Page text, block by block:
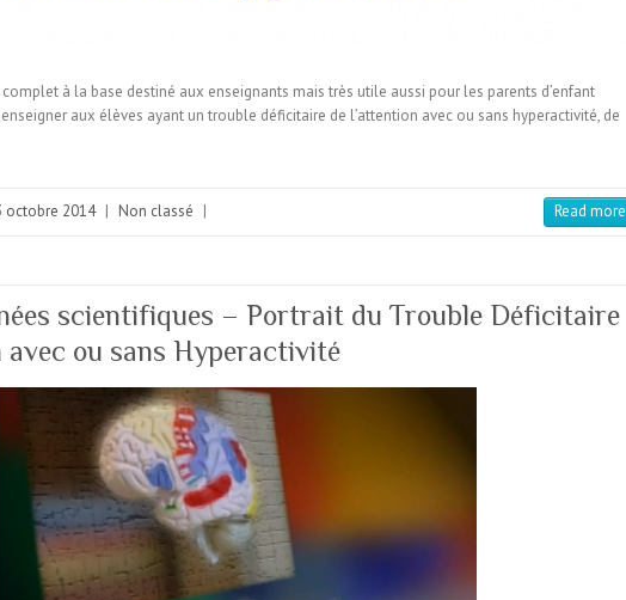
à la base destiné aux enseignants mais très utile aussi pour les parents d’enfant
enseigner aux élèves ayant un trouble déficitaire de l’attention avec ou sans hyperactivité, de
octobre 2014 | Non classé | Read more
scientifiques – Portrait du Trouble Déficitaire
avec ou sans Hyperactivité